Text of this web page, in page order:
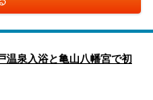
温泉入浴と亀山八幡宮で初